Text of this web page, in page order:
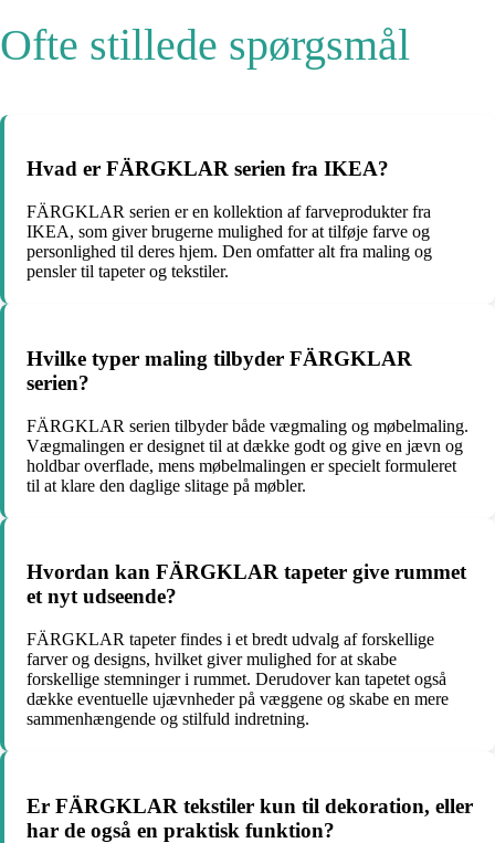
Ofte stillede spørgsmål
Hvad er FÄRGKLAR serien fra IKEA?
FÄRGKLAR serien er en kollektion af farveprodukter fra
IKEA, som giver brugerne mulighed for at tilføje farve og
personlighed til deres hjem. Den omfatter alt fra maling og
pensler til tapeter og tekstiler.
Hvilke typer maling tilbyder FÄRGKLAR
serien?
FÄRGKLAR serien tilbyder både vægmaling og møbelmaling.
Vægmalingen er designet til at dække godt og give en jævn og
holdbar overflade, mens møbelmalingen er specielt formuleret
til at klare den daglige slitage på møbler.
Hvordan kan FÄRGKLAR tapeter give rummet
et nyt udseende?
FÄRGKLAR tapeter findes i et bredt udvalg af forskellige
farver og designs, hvilket giver mulighed for at skabe
forskellige stemninger i rummet. Derudover kan tapetet også
dække eventuelle ujævnheder på væggene og skabe en mere
sammenhængende og stilfuld indretning.
Er FÄRGKLAR tekstiler kun til dekoration, eller
har de også en praktisk funktion?